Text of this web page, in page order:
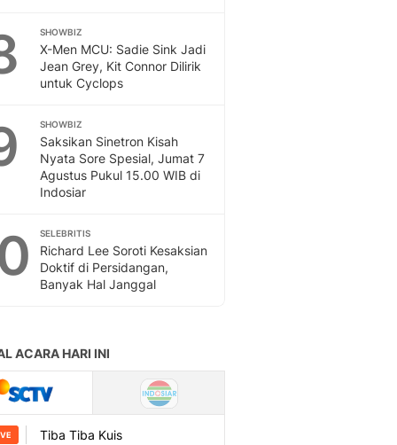
SHOWBIZ
X-Men MCU: Sadie Sink Jadi
Jean Grey, Kit Connor Dilirik
untuk Cyclops
SHOWBIZ
Saksikan Sinetron Kisah
Nyata Sore Spesial, Jumat 7
Agustus Pukul 15.00 WIB di
Indosiar
SELEBRITIS
Richard Lee Soroti Kesaksian
Doktif di Persidangan,
Banyak Hal Janggal